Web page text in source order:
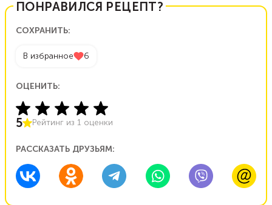
ПОНРАВИЛСЯ РЕЦЕПТ?
СОХРАНИТЬ:
В избранное 6
ОЦЕНИТЬ:
5 Рейтинг из 1 оценки
РАССКАЗАТЬ ДРУЗЬЯМ: